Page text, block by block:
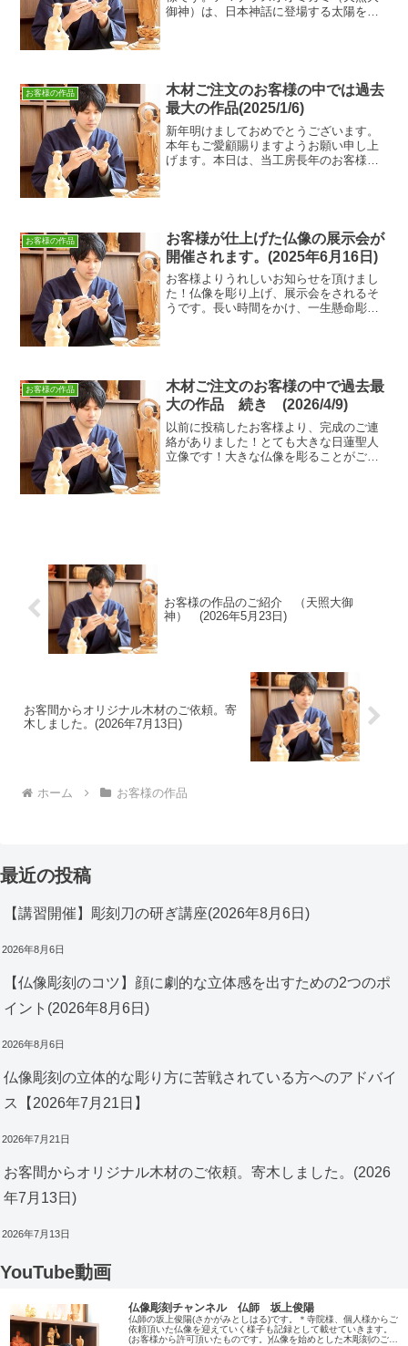
御神）は、日本神話に登場する太陽を司
お客様の作品
木材ご注文のお客様の中では過去
最大の作品(2025/1/6)
新年明けましておめでとうございます。
本年もご愛顧賜りますようお願い申し上
げます。本日は、当工房長年のお客様の
お客様の作品
お客様が仕上げた仏像の展示会が
開催されます。(2025年6月16日)
お客様よりうれしいお知らせを頂けまし
た！仏像を彫り上げ、展示会をされるそ
うです。長い時間をかけ、一生懸命彫り
お客様の作品
木材ご注文のお客様の中で過去最
大の作品 続き (2026/4/9)
以前に投稿したお客様より、完成のご連
絡がありました！とても大きな日蓮聖人
立像です！大きな仏像を彫ることがご希
お客様の作品のご紹介 （天照大御
神） (2026年5月23日)
お客間からオリジナル木材のご依頼。寄
木しました。(2026年7月13日)
ホーム お客様の作品
最近の投稿
【講習開催】彫刻刀の研ぎ講座(2026年8月6日)
2026年8月6日
【仏像彫刻のコツ】顔に劇的な立体感を出すための2つのポ
イント(2026年8月6日)
2026年8月6日
仏像彫刻の立体的な彫り方に苦戦されている方へのアドバイ
ス【2026年7月21日】
2026年7月21日
お客間からオリジナル木材のご依頼。寄木しました。(2026
年7月13日)
2026年7月13日
YouTube動画
仏像彫刻チャンネル 仏師 坂上俊陽
仏師の坂上俊陽(さかがみとしはる)です。＊寺院様、個人様からご
依頼頂いた仏像を迎えていく様子も記録として載せていきます。
(お客様から許可頂いたものです。)仏像を始めとした木彫刻のご依